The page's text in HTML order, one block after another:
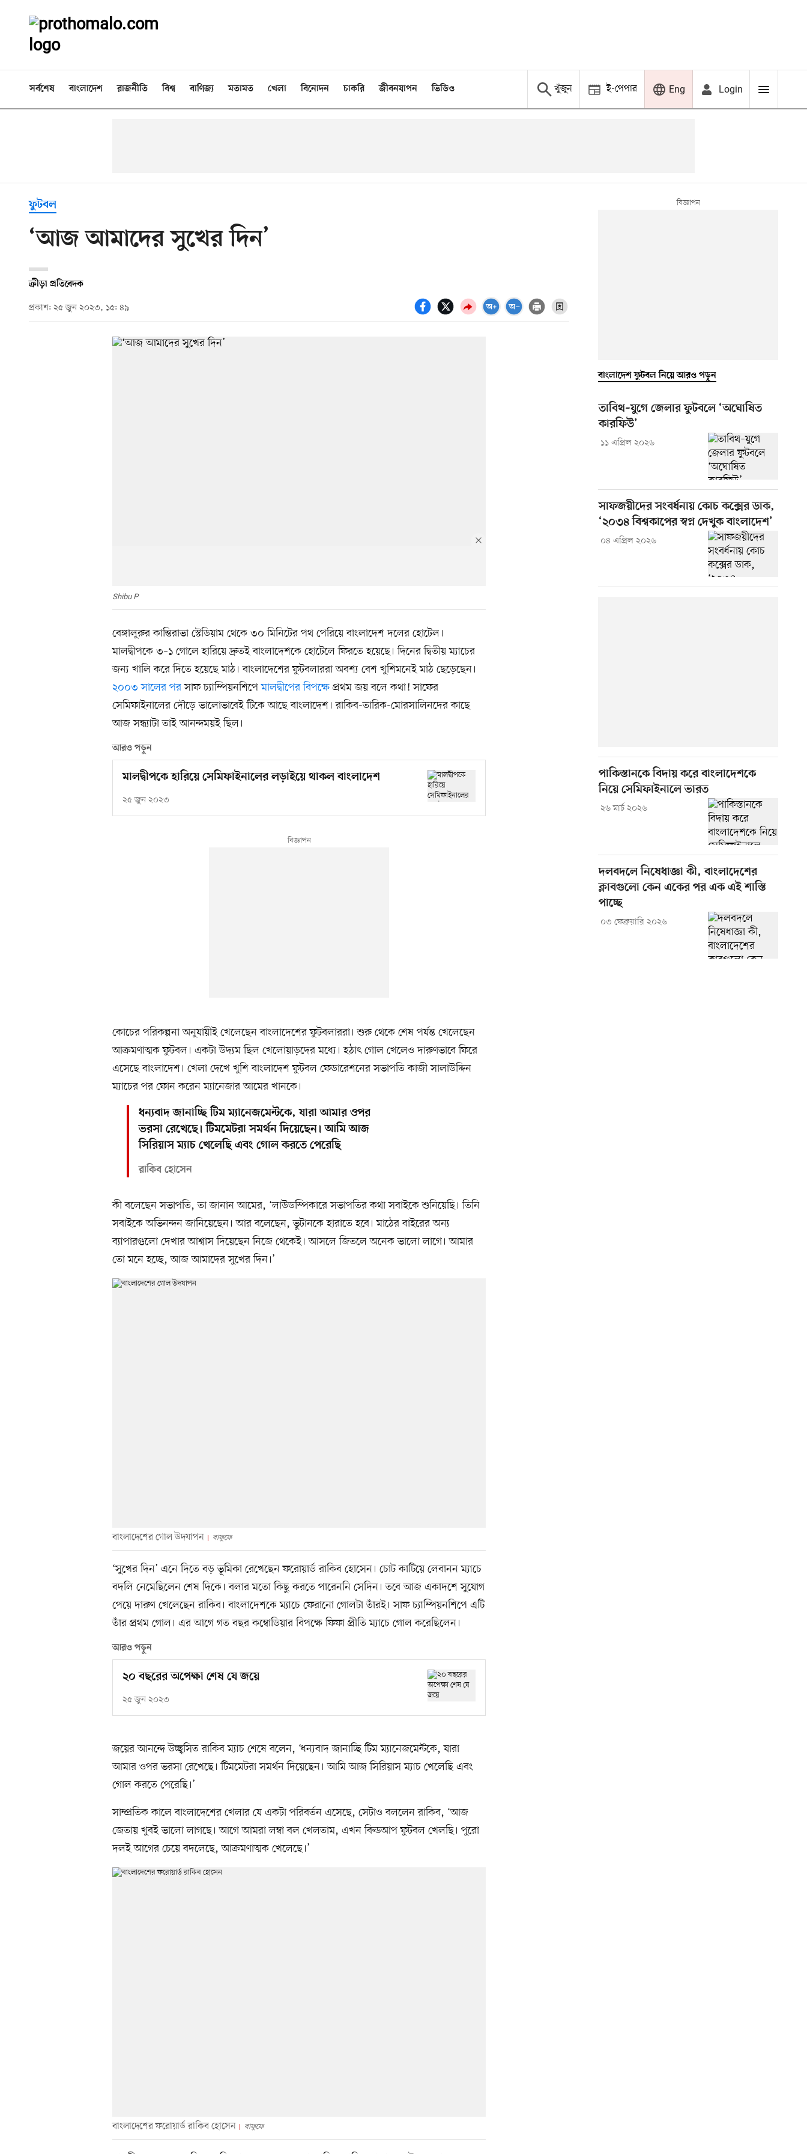
সর্বশেষ বাংলাদেশ রাজনীতি বিশ্ব বাণিজ্য মতামত খেলা বিনোদন চাকরি জীবনযাপন ভিডিও খুঁজুন ই-পেপার Eng Login
ফুটবল
‘আজ আমাদের সুখের দিন’
ক্রীড়া প্রতিবেদক
প্রকাশ: ২৫ জুন ২০২৩, ১৫: ৪৯
Shibu P
বেঙ্গালুরুর কান্তিরাভা স্টেডিয়াম থেকে ৩০ মিনিটের পথ পেরিয়ে বাংলাদেশ দলের হোটেল।
মালদ্বীপকে ৩–১ গোলে হারিয়ে দ্রুতই বাংলাদেশকে হোটেলে ফিরতে হয়েছে। দিনের দ্বিতীয় ম্যাচের
জন্য খালি করে দিতে হয়েছে মাঠ। বাংলাদেশের ফুটবলাররা অবশ্য বেশ খুশিমনেই মাঠ ছেড়েছেন।
২০০৩ সালের পরসাফ চ্যাম্পিয়নশিপেমালদ্বীপের বিপক্ষেপ্রথম জয় বলে কথা! সাফের
সেমিফাইনালের দৌড়ে ভালোভাবেই টিকে আছে বাংলাদেশ। রাকিব-তারিক-মোরসালিনদের কাছে
আজ সন্ধ্যাটা তাই আনন্দময়ই ছিল।
আরও পড়ুন
মালদ্বীপকে হারিয়ে সেমিফাইনালের লড়াইয়ে থাকল বাংলাদেশ
২৫ জুন ২০২৩
কোচের পরিকল্পনা অনুযায়ীই খেলেছেন বাংলাদেশের ফুটবলাররা। শুরু থেকে শেষ পর্যন্ত খেলেছেন
আক্রমণাত্মক ফুটবল। একটা উদ্যম ছিল খেলোয়াড়দের মধ্যে। হঠাৎ গোল খেলেও দারুণভাবে ফিরে
এসেছে বাংলাদেশ। খেলা দেখে খুশি বাংলাদেশ ফুটবল ফেডারেশনের সভাপতি কাজী সালাউদ্দিন
ম্যাচের পর ফোন করেন ম্যানেজার আমের খানকে।
ধন্যবাদ জানাচ্ছি টিম ম্যানেজমেন্টকে, যারা আমার ওপর
ভরসা রেখেছে। টিমমেটরা সমর্থন দিয়েছেন। আমি আজ
সিরিয়াস ম্যাচ খেলেছি এবং গোল করতে পেরেছি
রাকিব হোসেন
কী বলেছেন সভাপতি, তা জানান আমের, ‘লাউডস্পিকারে সভাপতির কথা সবাইকে শুনিয়েছি। তিনি
সবাইকে অভিনন্দন জানিয়েছেন। আর বলেছেন, ভুটানকে হারাতে হবে। মাঠের বাইরের অন্য
ব্যাপারগুলো দেখার আশ্বাস দিয়েছেন নিজে থেকেই। আসলে জিতলে অনেক ভালো লাগে। আমার
তো মনে হচ্ছে, আজ আমাদের সুখের দিন।’
বাংলাদেশের গোল উদযাপন বাফুফে
‘সুখের দিন’ এনে দিতে বড় ভূমিকা রেখেছেন ফরোয়ার্ড রাকিব হোসেন। চোট কাটিয়ে লেবানন ম্যাচে
বদলি নেমেছিলেন শেষ দিকে। বলার মতো কিছু করতে পারেননি সেদিন। তবে আজ একাদশে সুযোগ
পেয়ে দারুণ খেলেছেন রাকিব। বাংলাদেশকে ম্যাচে ফেরানো গোলটা তাঁরই। সাফ চ্যাম্পিয়নশিপে এটি
তাঁর প্রথম গোল। এর আগে গত বছর কম্বোডিয়ার বিপক্ষে ফিফা প্রীতি ম্যাচে গোল করেছিলেন।
আরও পড়ুন
২০ বছরের অপেক্ষা শেষ যে জয়ে
২৫ জুন ২০২৩
জয়ের আনন্দে উচ্ছ্বসিত রাকিব ম্যাচ শেষে বলেন, ‘ধন্যবাদ জানাচ্ছি টিম ম্যানেজমেন্টকে, যারা
আমার ওপর ভরসা রেখেছে। টিমমেটরা সমর্থন দিয়েছেন। আমি আজ সিরিয়াস ম্যাচ খেলেছি এবং
গোল করতে পেরেছি।’
সাম্প্রতিক কালে বাংলাদেশের খেলার যে একটা পরিবর্তন এসেছে, সেটাও বললেন রাকিব, ‘আজ
জেতায় খুবই ভালো লাগছে। আগে আমরা লম্বা বল খেলতাম, এখন বিল্ডআপ ফুটবল খেলছি। পুরো
দলই আগের চেয়ে বদলেছে, আক্রমণাত্মক খেলেছে।’
বাংলাদেশের ফরোয়ার্ড রাকিব হোসেন বাফুফে
বাংলাদেশ ফুটবল নিয়ে আরও পড়ুন
তাবিথ–যুগে জেলার ফুটবলে ‘অঘোষিত
কারফিউ’
১১ এপ্রিল ২০২৬
সাফজয়ীদের সংবর্ধনায় কোচ কক্সের ডাক,
‘২০৩৪ বিশ্বকাপের স্বপ্ন দেখুক বাংলাদেশ’
০৪ এপ্রিল ২০২৬
পাকিস্তানকে বিদায় করে বাংলাদেশকে
নিয়ে সেমিফাইনালে ভারত
২৬ মার্চ ২০২৬
দলবদলে নিষেধাজ্ঞা কী, বাংলাদেশের
ক্লাবগুলো কেন একের পর এক এই শাস্তি
পাচ্ছে
০৩ ফেব্রুয়ারি ২০২৬